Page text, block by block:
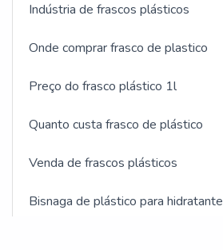
Indústria de frascos plásticos
Onde comprar frasco de plastico
Preço do frasco plástico 1l
Quanto custa frasco de plástico
Venda de frascos plásticos
Bisnaga de plástico para hidratante